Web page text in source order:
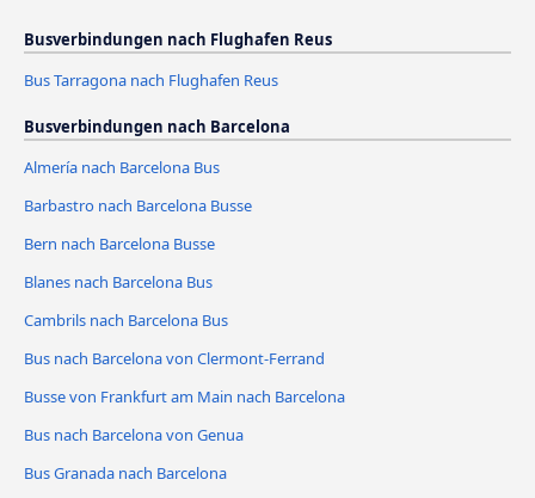
Busverbindungen nach Flughafen Reus
Bus Tarragona nach Flughafen Reus
Busverbindungen nach Barcelona
Almería nach Barcelona Bus
Barbastro nach Barcelona Busse
Bern nach Barcelona Busse
Blanes nach Barcelona Bus
Cambrils nach Barcelona Bus
Bus nach Barcelona von Clermont-Ferrand
Busse von Frankfurt am Main nach Barcelona
Bus nach Barcelona von Genua
Bus Granada nach Barcelona